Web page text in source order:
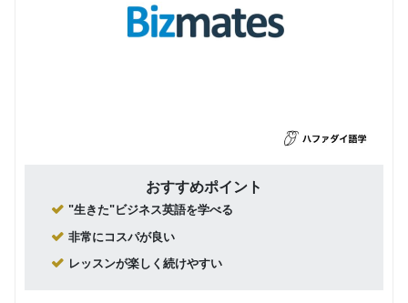
おすすめポイント
"生きた"ビジネス英語を学べる
非常にコスパが良い
レッスンが楽しく続けやすい